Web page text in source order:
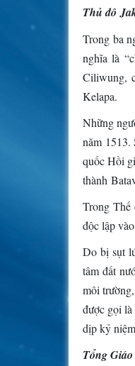
Thủ đô
Trong ba
nghĩa là
Ciliwung,
Kelapa.
Những
năm
quốc Hồi
thành
Trong Thế
độc lập
Do bị sụt
tâm đất
môi
được gọi là
dịp kỷ
Tổng